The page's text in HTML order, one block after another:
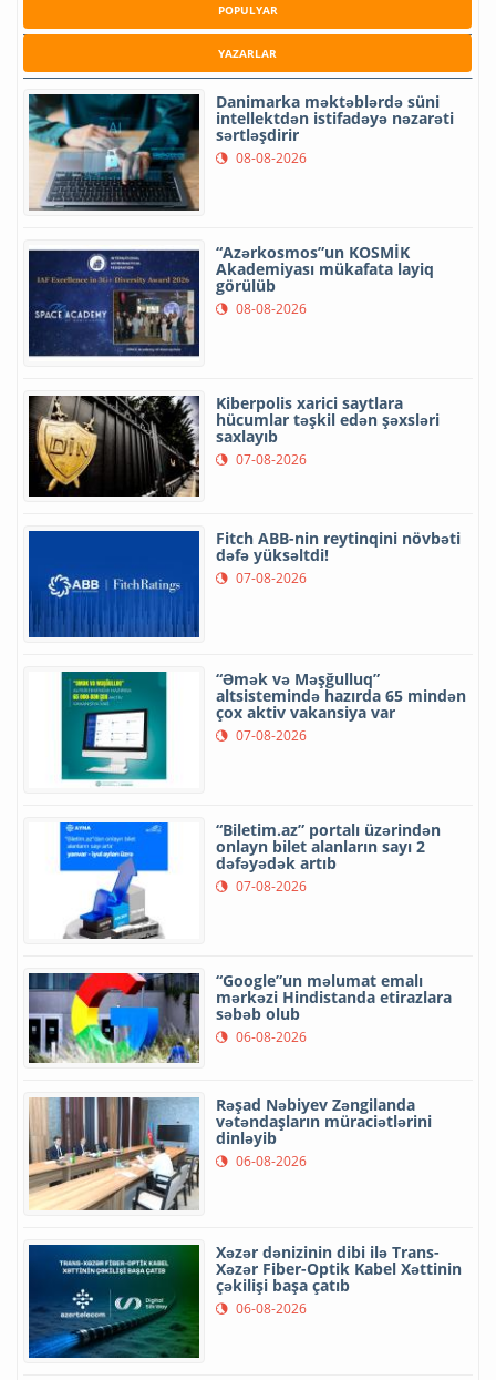
POPULYAR
YAZARLAR
Danimarka məktəblərdə süni
intellektdən istifadəyə nəzarəti
sərtləşdirir
08-08-2026
“Azərkosmos”un KOSMİK
Akademiyası mükafata layiq
görülüb
08-08-2026
Kiberpolis xarici saytlara
hücumlar təşkil edən şəxsləri
saxlayıb
07-08-2026
Fitch ABB-nin reytinqini növbəti
dəfə yüksəltdi!
07-08-2026
“Əmək və Məşğulluq”
altsistemində hazırda 65 mindən
çox aktiv vakansiya var
07-08-2026
“Biletim.az” portalı üzərindən
onlayn bilet alanların sayı 2
dəfəyədək artıb
07-08-2026
“Google”un məlumat emalı
mərkəzi Hindistanda etirazlara
səbəb olub
06-08-2026
Rəşad Nəbiyev Zəngilanda
vətəndaşların müraciətlərini
dinləyib
06-08-2026
Xəzər dənizinin dibi ilə Trans-
Xəzər Fiber-Optik Kabel Xəttinin
çəkilişi başa çatıb
06-08-2026